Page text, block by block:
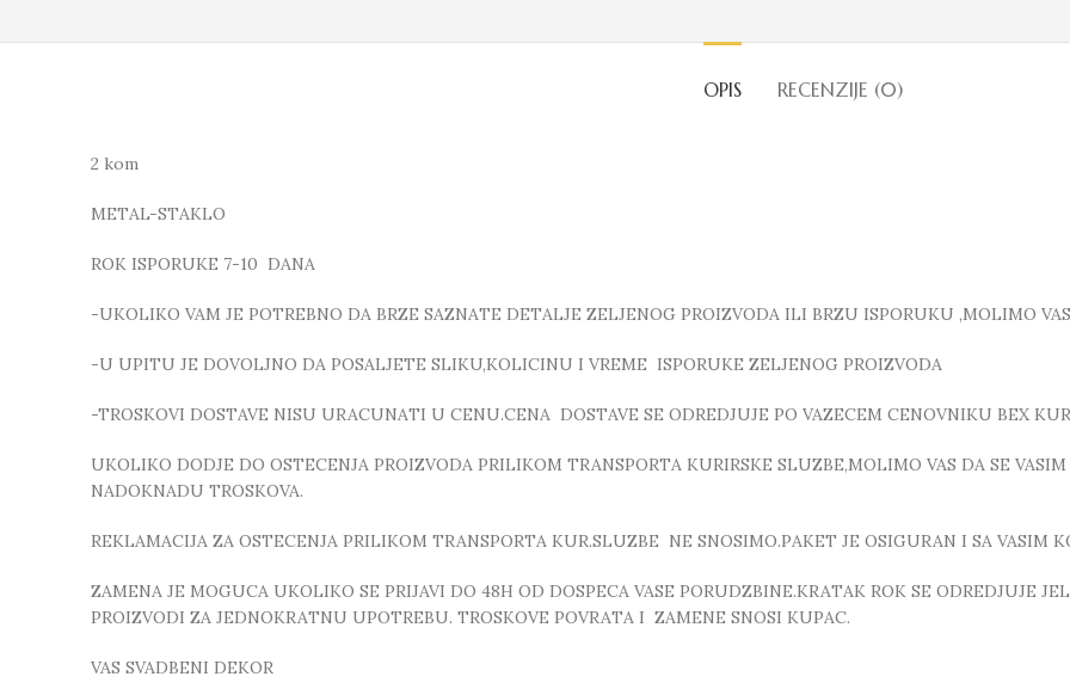
OPIS RECENZIJE (0)
2 kom
METAL-STAKLO
ROK ISPORUKE 7-10 DANA
-UKOLIKO VAM JE POTREBNO DA BRZE SAZNATE DETALJE ZELJENOG PROIZVODA ILI BRZU ISPORUKU ,MOLIMO
-U UPITU JE DOVOLJNO DA POSALJETE SLIKU,KOLICINU I VREME ISPORUKE ZELJENOG PROIZVODA
-TROSKOVI DOSTAVE NISU URACUNATI U CENU.CENA DOSTAVE SE ODREDJUJE PO VAZECEM CENOVNIKU BEX
UKOLIKO DODJE DO OSTECENJA PROIZVODA PRILIKOM TRANSPORTA KURIRSKE SLUZBE,MOLIMO VAS DA SE
NADOKNADU TROSKOVA.
REKLAMACIJA ZA OSTECENJA PRILIKOM TRANSPORTA KUR.SLUZBE NE SNOSIMO.PAKET JE OSIGURAN I SA VASIM
ZAMENA JE MOGUCA UKOLIKO SE PRIJAVI DO 48H OD DOSPECA VASE PORUDZBINE.KRATAK ROK SE ODREDJUJE
PROIZVODI ZA JEDNOKRATNU UPOTREBU. TROSKOVE POVRATA I ZAMENE SNOSI KUPAC.
VAS SVADBENI DEKOR